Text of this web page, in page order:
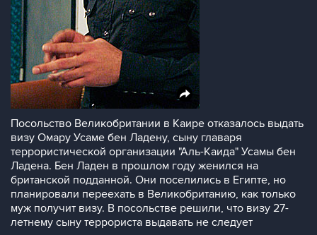
Посольство Великобритании в Каире отказалось выдать
визу Омару Усаме бен Ладену, сыну главаря
террористической организации "Аль-Каида" Усамы бен
Ладена. Бен Ладен в прошлом году женился на
британской подданной. Они поселились в Египте, но
планировали переехать в Великобританию, как только
муж получит визу. В посольстве решили, что визу 27-
летнему сыну террориста выдавать не следует